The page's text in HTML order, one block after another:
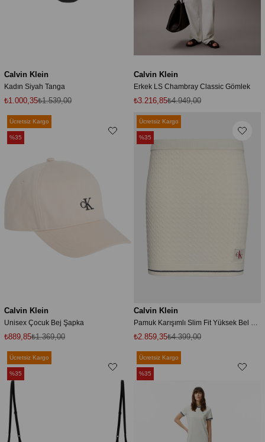
Calvin Klein
Kadın Siyah Tanga
₺1.000,35₺1.539,00
Calvin Klein
Erkek LS Chambray Classic Gömlek
₺3.216,85₺4.949,00
Calvin Klein
Unisex Çocuk Bej Şapka
₺889,85₺1.369,00
Ücretsiz Kargo
%35
Calvin Klein
Pamuk Karışımlı Slim Fit Yüksek Bel Etek LV047F364GYAS ETEK LV047F364G YAS
₺2.859,35₺4.399,00
Ücretsiz Kargo
%35
Ücretsiz Kargo
%35
Ücretsiz Kargo
%35